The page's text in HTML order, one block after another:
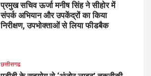
प्रमुख सचिव ऊर्जा मनीष सिंह ने सीहोर में
संपर्क अभियान और उपकेंद्रों का किया
निरीक्षण, उपभोक्ताओं से लिया फीडबैक
छत्तीसगढ